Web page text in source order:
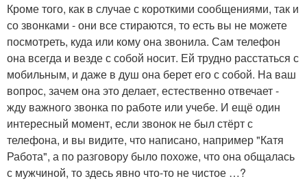
Кроме того, как в случае с короткими сообщениями, так и
со звонками - они все стираются, то есть вы не можете
посмотреть, куда или кому она звонила. Сам телефон
она всегда и везде с собой носит. Ей трудно расстаться с
мобильным, и даже в душ она берет его с собой. На ваш
вопрос, зачем она это делает, естественно отвечает -
жду важного звонка по работе или учебе. И ещё один
интересный момент, если звонок не был стёрт с
телефона, и вы видите, что написано, например "Катя
Работа", а по разговору было похоже, что она общалась
с мужчиной, то здесь явно что-то не чистое …?